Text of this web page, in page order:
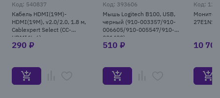
Код: 540837
Кабель HDMI(19M)-
HDMI(19M), v2.0/2.0, 1.8 м,
Cablexpert Select (CC-
HDMI4L-6)
290 ₽
Код: 393606
Мышь Logitech B100, USB,
черный (910-003357/910-
006605/910-005547/910-
001439)
510 ₽
Код:
Монитор
10